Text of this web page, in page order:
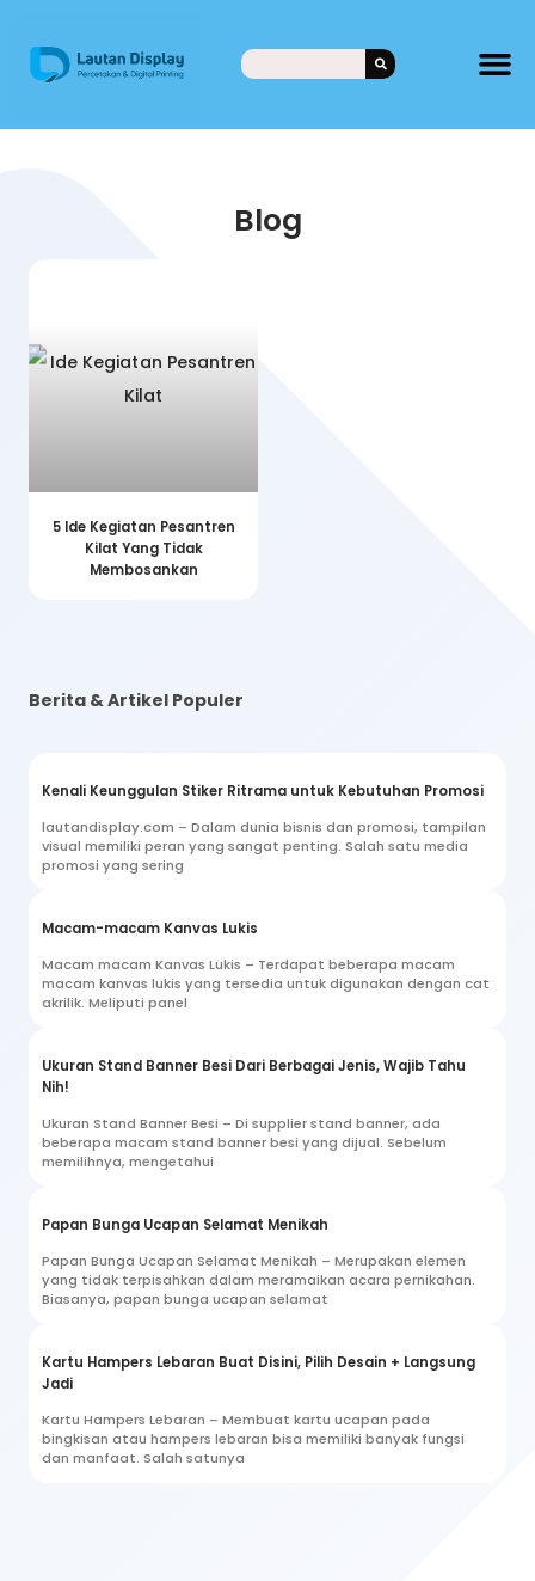
Blog
5 Ide Kegiatan Pesantren
Kilat Yang Tidak
Membosankan
Berita & Artikel Populer
Kenali Keunggulan Stiker Ritrama untuk Kebutuhan Promosi
lautandisplay.com – Dalam dunia bisnis dan promosi, tampilan
visual memiliki peran yang sangat penting. Salah satu media
promosi yang sering
Macam-macam Kanvas Lukis
Macam macam Kanvas Lukis – Terdapat beberapa macam
macam kanvas lukis yang tersedia untuk digunakan dengan cat
akrilik. Meliputi panel
Ukuran Stand Banner Besi Dari Berbagai Jenis, Wajib Tahu
Nih!
Ukuran Stand Banner Besi – Di supplier stand banner, ada
beberapa macam stand banner besi yang dijual. Sebelum
memilihnya, mengetahui
Papan Bunga Ucapan Selamat Menikah
Papan Bunga Ucapan Selamat Menikah – Merupakan elemen
yang tidak terpisahkan dalam meramaikan acara pernikahan.
Biasanya, papan bunga ucapan selamat
Kartu Hampers Lebaran Buat Disini, Pilih Desain + Langsung
Jadi
Kartu Hampers Lebaran – Membuat kartu ucapan pada
bingkisan atau hampers lebaran bisa memiliki banyak fungsi
dan manfaat. Salah satunya